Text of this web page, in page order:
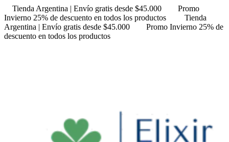
Tienda Argentina | Envío gratis desde $45.000
Promo
Invierno 25% de descuento en todos los productos
Tienda
Argentina | Envío gratis desde $45.000
Promo Invierno 25% de
descuento en todos los productos